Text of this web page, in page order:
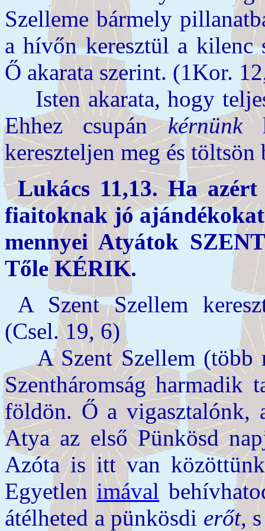
Szelleme bármely
a hívőn keresztül a kilenc
Ő akarata szerint. (1Kor.
Isten akarata, hogy
Ehhez csupánkérnünk
kereszteljen meg és
Lukács 11,13. Ha
fiaitoknak jó
mennyei Atyátok
Tőle KÉRIK.
A Szent Szellem
(Csel. 19, 6)
A Szent Szellem (több
Szentháromság
földön. Ő a vigasztalónk,
Atya az első Pünkösd
Azóta is itt van
Egyetlen imával
átélheted a pünkösdi erőt,